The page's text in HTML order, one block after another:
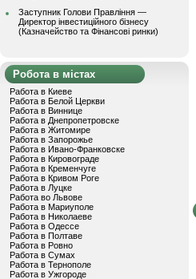
Заступник Голови Правління —
Директор інвестиційного бізнесу
(Казначейство та Фінансові ринки)
Робота в містах
Работа в Киеве
Работа в Белой Церкви
Работа в Виннице
Работа в Днепропетровске
Работа в Житомире
Работа в Запорожье
Работа в Ивано-Франковске
Работа в Кировограде
Работа в Кременчуге
Работа в Кривом Роге
Работа в Луцке
Работа во Львове
Работа в Мариуполе
Работа в Николаеве
Работа в Одессе
Работа в Полтаве
Работа в Ровно
Работа в Сумах
Работа в Тернополе
Работа в Ужгороде